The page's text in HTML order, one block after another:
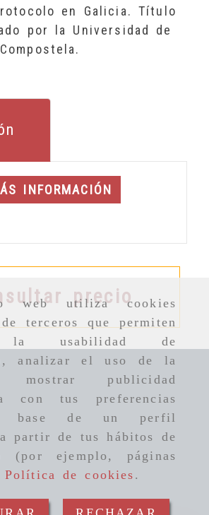
web utiliza cookies
terceros que permiten
la usabilidad de
analizar el uso de la
publicidad
con tus preferencias
base de un perfil
partir de tus hábitos de
(por ejemplo, páginas
Política de cookies .
en Galicia. Título
por la Universidad de
INFORMACIÓN
precio